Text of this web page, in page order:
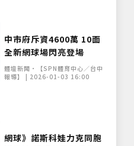
中市府斥資4600萬 10面
全新網球場閃亮登場
體壇新聞•【SPN體育中心／台中
報導】 | 2026-01-03 16:00
網球》諾斯科娃力克同胞